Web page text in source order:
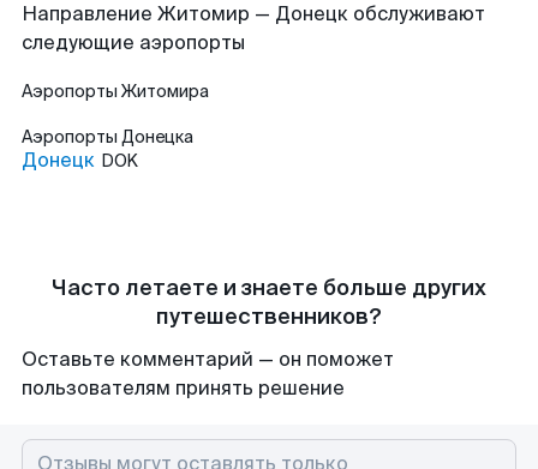
Направление Житомир — Донецк обслуживают
следующие аэропорты
Аэропорты Житомира
Аэропорты Донецка
Донецк DOK
Часто летаете и знаете больше других
путешественников?
Оставьте комментарий — он поможет
пользователям принять решение